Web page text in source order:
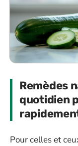
Remèdes
quotidien
Pour celles et